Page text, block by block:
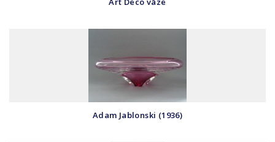
Adam Jablonski (1936)